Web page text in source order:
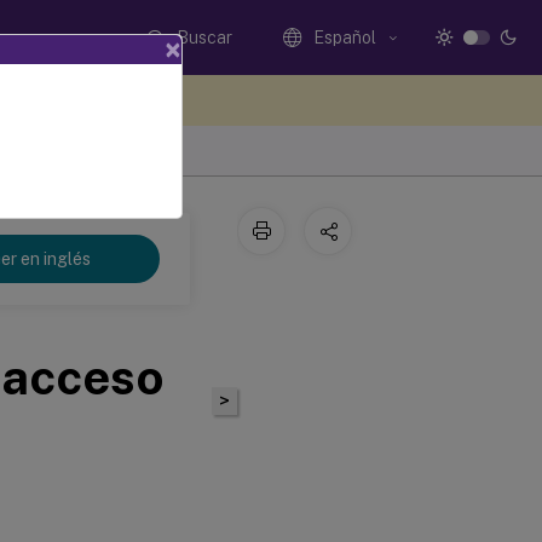
Buscar Español
en inglés
>
×